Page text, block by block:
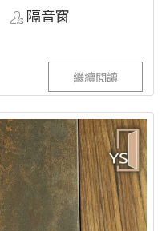
隔音窗
繼續閱讀